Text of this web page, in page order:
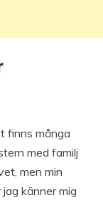
finns många
med familj
men min
känner mig